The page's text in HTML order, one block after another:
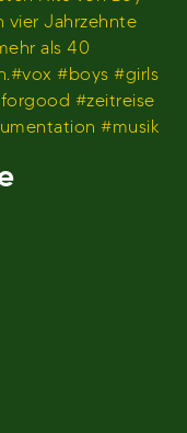
vier Jahrzehnte
als 40
#boys #girls
#zeitreise
#musik